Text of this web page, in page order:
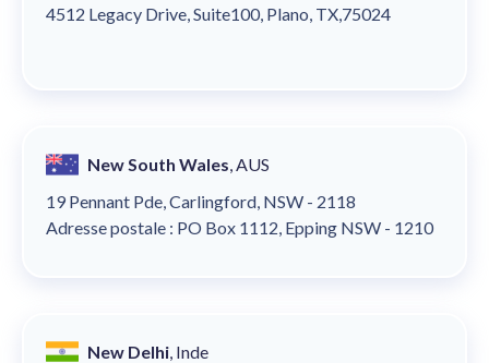
4512 Legacy Drive, Suite100, Plano, TX,75024
New South Wales, AUS
19 Pennant Pde, Carlingford, NSW - 2118
Adresse postale : PO Box 1112, Epping NSW - 1210
New Delhi , Inde